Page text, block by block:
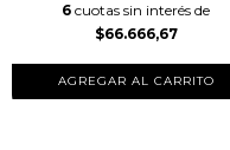
6 cuotas sin interés de
$66.666,67
AGREGAR AL CARRITO